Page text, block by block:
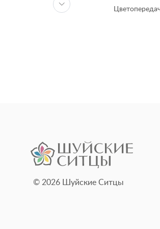
© 2026 Шуйские Ситцы